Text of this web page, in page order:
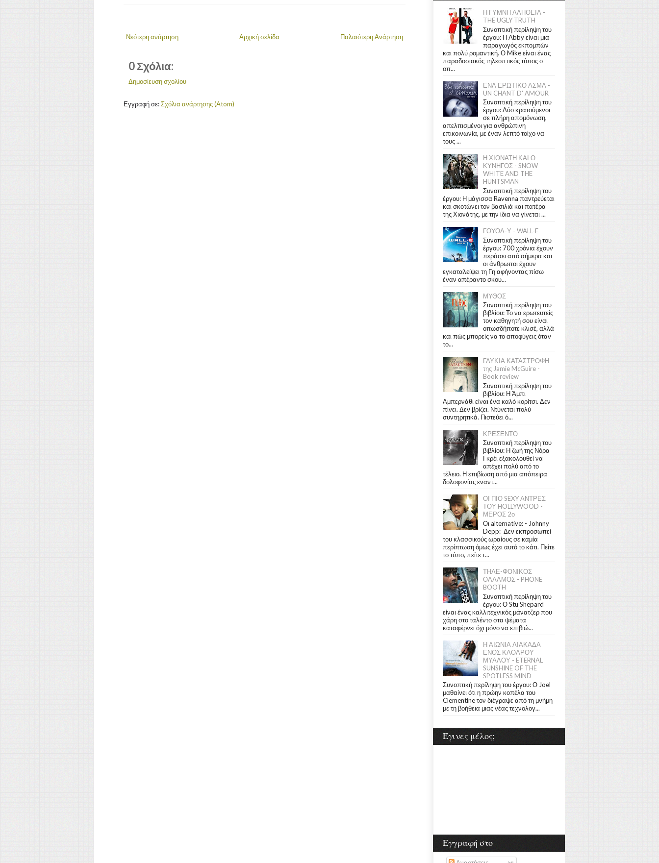
Νεότερη ανάρτηση Παλαιότερη Ανάρτηση
Αρχική σελίδα
0 Σχόλια:
Δημοσίευση σχολίου
Εγγραφή σε:Σχόλια ανάρτησης (Atom)
Η ΓΥΜΝΗ ΑΛΗΘΕΙΑ -
THE UGLY TRUTH
Συνοπτική περίληψη του
έργου: Η Abby είναι μια
παραγωγός εκπομπών
και πολύ ρομαντική. Ο Mike είναι ένας
παραδοσιακός τηλεοπτικός τύπος ο
οπ...
ΕΝΑ ΕΡΩΤΙΚΟ ΑΣΜΑ -
UN CHANT D' AMOUR
Συνοπτική περίληψη του
έργου: Δύο κρατούμενοι
σε πλήρη απομόνωση,
απελπισμένοι για ανθρώπινη
επικοινωνία, με έναν λεπτό τοίχο να
τους ...
Η ΧΙΟΝΑΤΗ ΚΑΙ Ο
ΚΥΝΗΓΟΣ - SNOW
WHITE AND THE
HUNTSMAN
Συνοπτική περίληψη του
έργου: Η μάγισσα Ravenna παντρεύεται
και σκοτώνει τον βασιλιά και πατέρα
της Χιονάτης, με την ίδια να γίνεται ...
ΓΟΥΟΛ-Υ - WALL-E
Συνοπτική περίληψη του
έργου: 700 χρόνια έχουν
περάσει από σήμερα και
οι άνθρωποι έχουν
εγκαταλείψει τη Γη αφήνοντας πίσω
έναν απέραντο σκου...
ΜΥΘΟΣ
Συνοπτική περίληψη του
βιβλίου: Το να ερωτευτείς
τον καθηγητή σου είναι
οπωσδήποτε κλισέ, αλλά
και πώς μπορείς να το αποφύγεις όταν
το...
ΓΛΥΚΙΑ ΚΑΤΑΣΤΡΟΦΗ
της Jamie McGuire -
Book review
Συνοπτική περίληψη του
βιβλίου: Η Άμπι
Αμπερνάθι είναι ένα καλό κορίτσι. Δεν
πίνει. Δεν βρίζει. Ντύνεται πολύ
συντηρητικά. Πιστεύει ό...
ΚΡΕΣΕΝΤΟ
Συνοπτική περίληψη του
βιβλίου: Η ζωή της Νόρα
Γκρέι εξακολουθεί να
απέχει πολύ από το
τέλειο. Η επιβίωση από μια απόπειρα
δολοφονίας εναντ...
ΟΙ ΠΙΟ SEXY ΑΝΤΡΕΣ
ΤΟΥ HOLLYWOOD -
ΜΕΡΟΣ 2ο
Οι alternative: - Johnny
Depp: Δεν εκπροσωπεί
του κλασσικούς ωραίους σε καμία
περίπτωση όμως έχει αυτό το κάτι. Πείτε
το τύπο, πείτε τ...
ΤΗΛΕ-ΦΟΝΙΚΟΣ
ΘΑΛΑΜΟΣ - PHONE
BOOTH
Συνοπτική περίληψη του
έργου: Ο Stu Shepard
είναι ένας καλλιτεχνικός μάνατζερ που
χάρη στο ταλέντο στα ψέματα
καταφέρνει όχι μόνο να επιβιώ...
Η ΑΙΩΝΙΑ ΛΙΑΚΑΔΑ
ΕΝΟΣ ΚΑΘΑΡΟΥ
ΜΥΑΛΟΥ - ETERNAL
SUNSHINE OF THE
SPOTLESS MIND
Συνοπτική περίληψη του έργου: Ο Joel
μαθαίνει ότι η πρώην κοπέλα του
Clementine τον διέγραψε από τη μνήμη
με τη βοήθεια μιας νέας τεχνολογ...
Έγινες μέλος;
Εγγραφή στο